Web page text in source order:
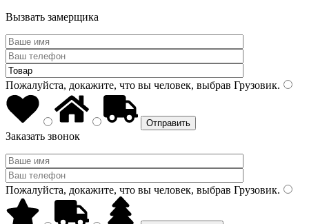
Вызвать замерщика
Пожалуйста, докажите, что вы человек, выбрав Грузовик.
Заказать звонок
Пожалуйста, докажите, что вы человек, выбрав Грузовик.